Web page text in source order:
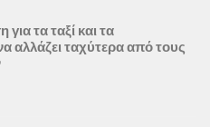
για τα ταξί και τα
αλλάζει ταχύτερα από τους